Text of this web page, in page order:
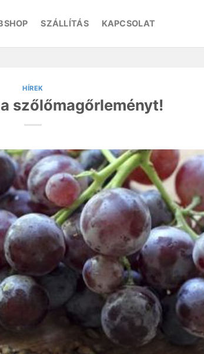
SZÁLLÍTÁS KAPCSOLAT
HÍREK
szőlőmagőrleményt!